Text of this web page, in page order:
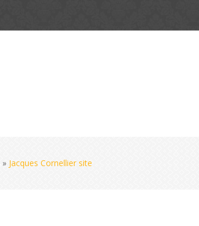
» Jacques Cornellier site